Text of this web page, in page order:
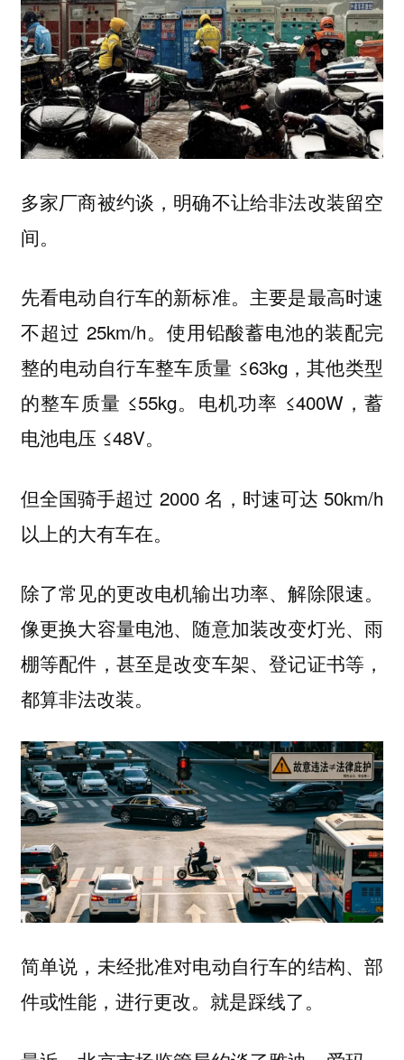
多家厂商被约谈，明确不让给非法改装留空
间。
先看电动自行车的新标准。主要是最高时速
不超过 25km/h。使用铅酸蓄电池的装配完
整的电动自行车整车质量 ≤63kg，其他类型
的整车质量 ≤55kg。电机功率 ≤400W，蓄
电池电压 ≤48V。
但全国骑手超过 2000 名，时速可达 50km/h
以上的大有车在。
除了常见的更改电机输出功率、解除限速。
像更换大容量电池、随意加装改变灯光、雨
棚等配件，甚至是改变车架、登记证书等，
都算非法改装。
简单说，未经批准对电动自行车的结构、部
件或性能，进行更改。就是踩线了。